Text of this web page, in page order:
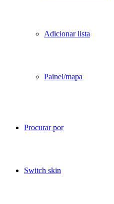
Adicionar lista
Painel/mapa
Procurar por
Switch skin